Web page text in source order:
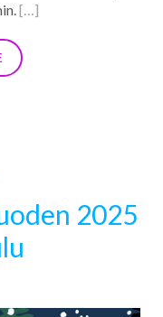
[…]
2025